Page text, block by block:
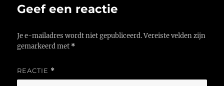
Geef een reactie
Je e-mailadres wordt niet gepubliceerd. Vereiste velden zijn
gemarkeerd met *
REACTIE *